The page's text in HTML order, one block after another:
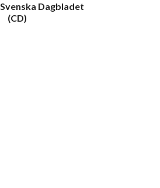
Dagbladet
(CD)